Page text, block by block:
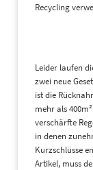
Recycling
Leider laufen
zwei neue
ist die
mehr als
verschärfte
in denen
Kurzschlüsse
Artikel, muss